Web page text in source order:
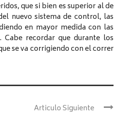
que si bien es superior al de
nuevo sistema de control, las
en mayor medida con las
recordar que durante los
se va corrigiendo con el correr
Articulo Siguiente